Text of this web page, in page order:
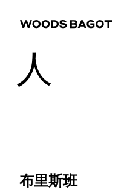
人
布里斯班